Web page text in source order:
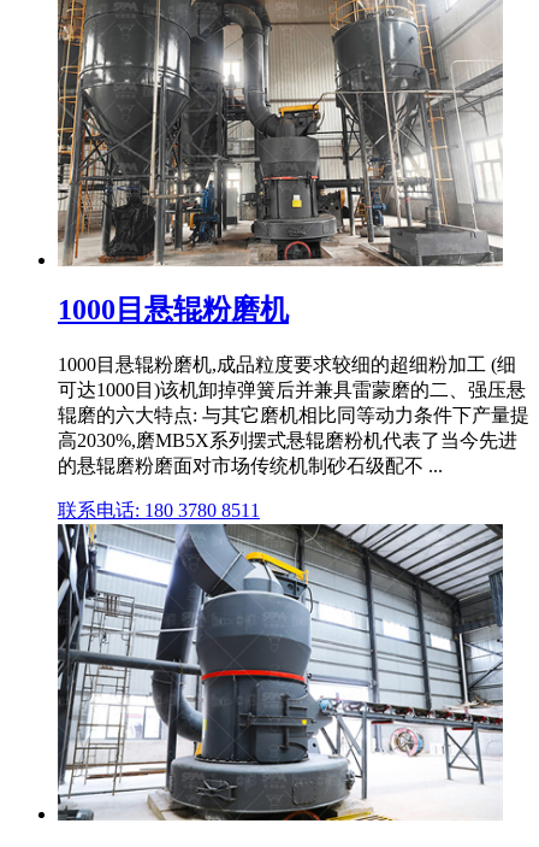
1000目悬辊粉磨机
1000目悬辊粉磨机,成品粒度要求较细的超细粉加工 (细
可达1000目)该机卸掉弹簧后并兼具雷蒙磨的二、强压悬
辊磨的六大特点: 与其它磨机相比同等动力条件下产量提
高2030%,磨MB5X系列摆式悬辊磨粉机代表了当今先进
的悬辊磨粉磨面对市场传统机制砂石级配不 ...
联系电话: 180 3780 8511